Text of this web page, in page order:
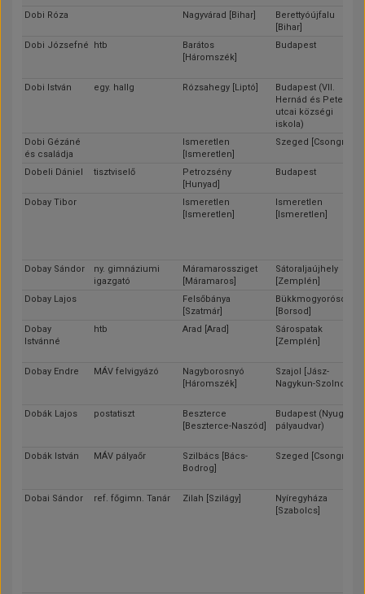
Dobi Róza Nagyvárad [Bihar]
Berettyóújfalu
[Bihar]
Dobi Józsefné htb
Barátos
[Háromszék]
Budapest
Dobi István egy. hallg Rózsahegy [Liptó]
Budapest (VII.
Hernád és Peterdi
utcai községi
iskola)
Dobi Gézáné
és családja
Ismeretlen
[Ismeretlen]
Szeged [Csongrád]
Dobeli Dániel tisztviselő
Petrozsény
[Hunyad]
Budapest
Dobay Tibor
Ismeretlen
[Ismeretlen]
Ismeretlen
[Ismeretlen]
Dobay Sándor
ny. gimnáziumi
igazgató
Máramarossziget
[Máramaros]
Sátoraljaújhely
[Zemplén]
Dobay Lajos
Felsőbánya
[Szatmár]
Bükkmogyorósd
[Borsod]
Dobay
Istvánné
htb Arad [Arad]
Sárospatak
[Zemplén]
Dobay Endre MÁV felvigyázó
Nagyborosnyó
[Háromszék]
Szajol [Jász-
Nagykun-Szolnok]
Dobák Lajos postatiszt
Beszterce
[Beszterce-Naszód]
Budapest (Nyugati
pályaudvar)
Dobák István MÁV pályaőr
Szilbács [Bács-
Bodrog]
Szeged [Csongrád]
Dobai Sándor ref. főgimn. Tanár Zilah [Szilágy]
Nyíregyháza
[Szabolcs]